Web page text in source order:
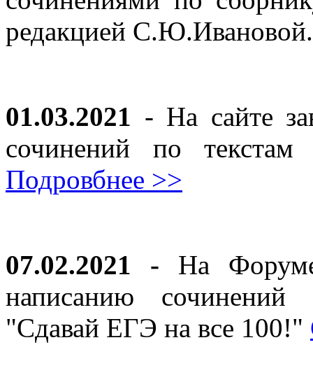
редакцией
01.03.2021 - На сайте
сочинений по
Подровбнее >>
07.02.2021 - На
написанию
"Сдавай ЕГЭ на все 100!"